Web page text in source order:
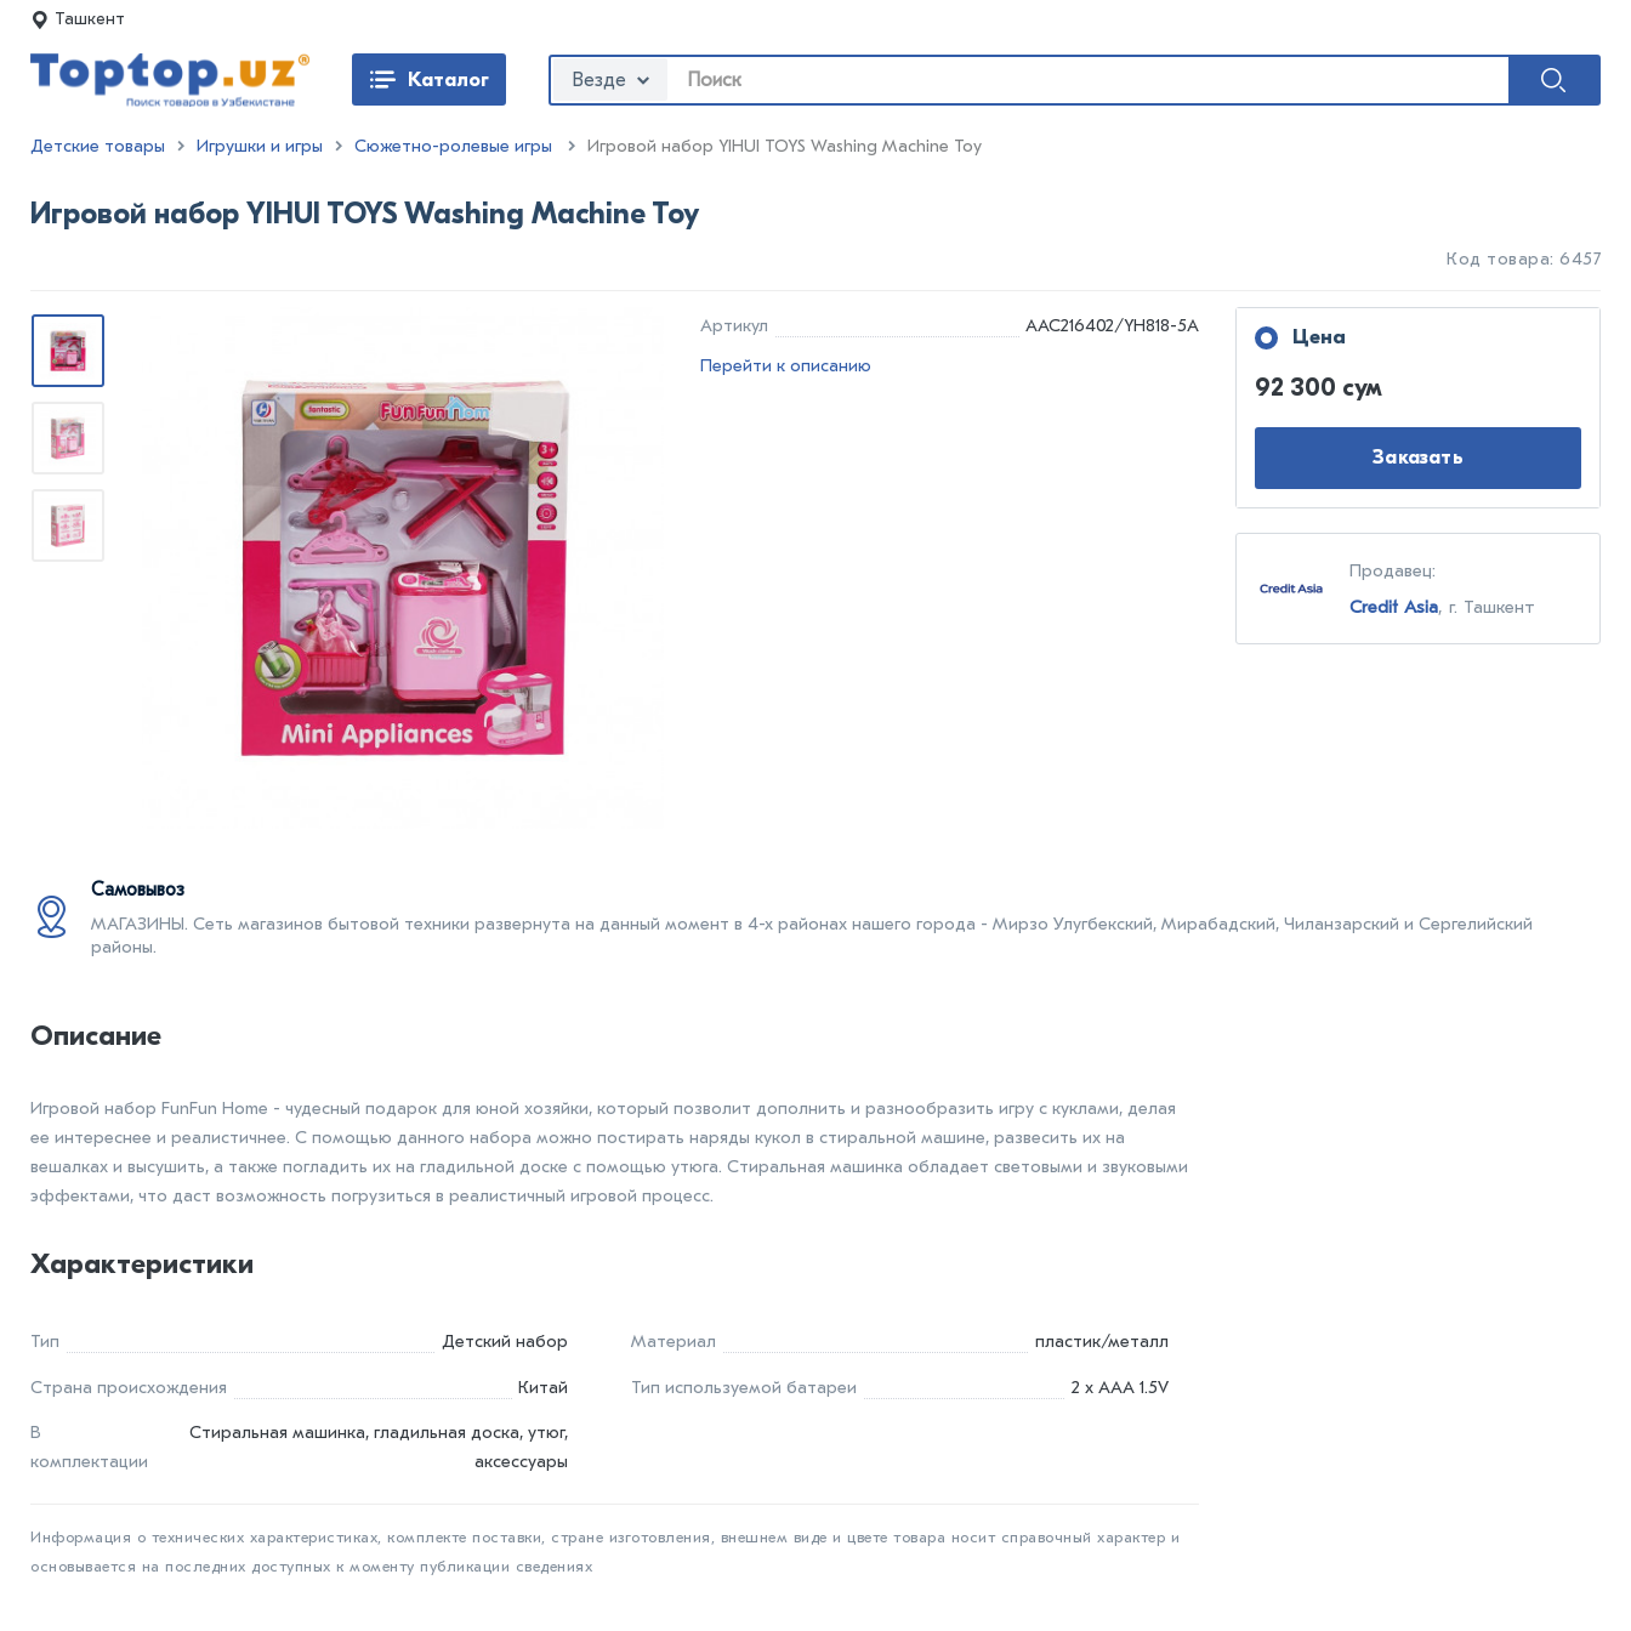
Ташкент
Каталог Везде
Детские товары Игрушки и игры Сюжетно-ролевые игры Игровой набор YIHUI TOYS Washing Machine Toy
Игровой набор YIHUI TOYS Washing Machine Toy
Код товара: 6457
Артикул
AAC216402/YH818-5A
Перейти к описанию
Цена
92 300 сум
Заказать
Продавец:
Credit Asia, г. Ташкент
Самовывоз
МАГАЗИНЫ. Cеть магазинов бытовой техники развернута на данный момент в 4-х районах нашего города - Мирзо Улугбекский, Мирабадский, Чиланзарский и Сергелийский
районы.
Описание
Игровой набор FunFun Home - чудесный подарок для юной хозяйки, который позволит дополнить и разнообразить игру с куклами, делая
ее интереснее и реалистичнее. С помощью данного набора можно постирать наряды кукол в стиральной машине, развесить их на
вешалках и высушить, а также погладить их на гладильной доске с помощью утюга. Стиральная машинка обладает световыми и звуковыми
эффектами, что даст возможность погрузиться в реалистичный игровой процесс.
Характеристики
Тип Детский набор Материал пластик/металл
Страна происхождения Китай Тип используемой батареи 2 x ААА 1.5V
В
комплектации
Стиральная машинка, гладильная доска, утюг,
аксессуары
Информация о технических характеристиках, комплекте поставки, стране изготовления, внешнем виде и цвете товара носит справочный характер и
основывается на последних доступных к моменту публикации сведениях